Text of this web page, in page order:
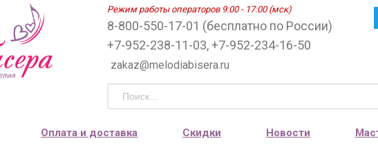
Режим работы операторов 9:00 - 17:00 (мск)
8-800-550-17-01 (бесплатно по России)
+7-952-238-11-03, +7-952-234-16-50
zakaz@melodiabisera.ru
Оплата и доставка Скидки Новости